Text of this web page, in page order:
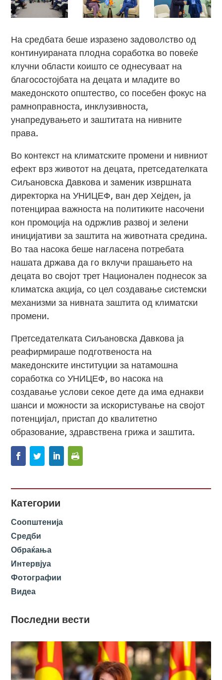
На средбата беше изразено задоволство од
континуираната плодна соработка во повеќе
клучни области коишто се однесуваат на
благосостојбата на децата и младите во
македонското општество, со посебен фокус на
рамноправноста, инклузивноста,
унапредувањето и заштитата на нивните
права.
Во контекст на климатските промени и нивниот
ефект врз животот на децата, претседателката
Сиљановска Давкова и заменик извршната
директорка на УНИЦЕФ, ван дер Хејден, ја
потенцираа важноста на политиките насочени
кон промоција на одржлив развој и зелени
иницијативи за заштита на животната средина.
Во таа насока беше нагласена потребата
нашата држава да го вклучи прашањето на
децата во својот трет Национален поднесок за
климатска акција, со цел создавање системски
механизми за нивната заштита од климатски
промени.
Претседателката Сиљановска Давкова ја
реафирмираше подготвеноста на
македонските институции за натамошна
соработка со УНИЦЕФ, во насока на
создавање услови секое дете да има еднакви
шанси и можности за искористување на својот
потенцијал, пристап до квалитетно
образование, здравствена грижа и заштита.
Категории
Соопштенија
Средби
Обраќања
Интервјуа
Фотографии
Видеа
Последни вести